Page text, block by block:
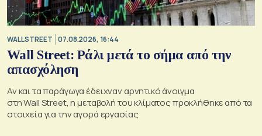
WALL STREET 07.08.2026, 16:44
Wall Street: Ράλι μετά το σήμα από την
απασχόληση
Αν και τα παράγωγα έδειχναν αρνητικό άνοιγμα
στη Wall Street, η μεταβολή του κλίματος προκλήθηκε από τα
στοιχεία για την αγορά εργασίας